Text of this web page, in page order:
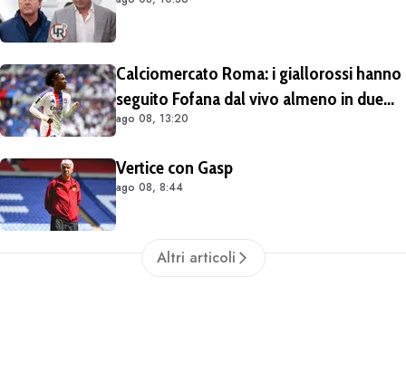
Calciomercato Roma: i giallorossi hanno
seguito Fofana dal vivo almeno in due
occasioni. Costa 40/45 milioni
ago 08, 13:20
Vertice con Gasp
ago 08, 8:44
Altri articoli